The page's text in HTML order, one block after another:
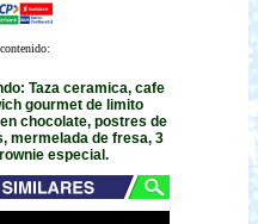
Taza ceramica, cafe
gourmet de limito
chocolate, postres de
mermelada de fresa, 3
especial.